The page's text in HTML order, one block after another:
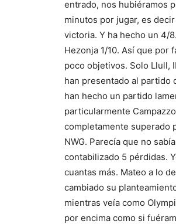
entrado, nos hubiéramos
minutos por jugar, es
victoria. Y ha hecho un 4/
Hezonja 1/10. Así que por
poco objetivos. Solo Llull,
han presentado al partido
han hecho un partido
particularmente
completamente superado
NWG. Parecía que no
contabilizado 5 pérdidas.
cuantas más. Mateo a lo
cambiado su
mientras veía como
por encima como si